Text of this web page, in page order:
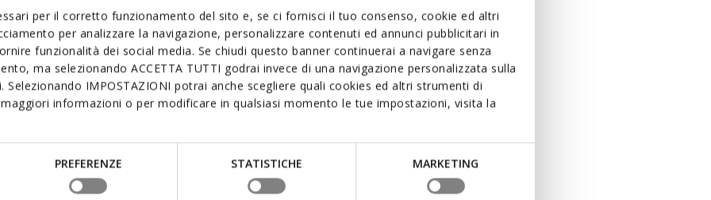
per il corretto funzionamento del sito e, se ci fornisci il tuo consenso, cookie ed altri
per analizzare la navigazione, personalizzare contenuti ed annunci pubblicitari in
funzionalità dei social media. Se chiudi questo banner continuerai a navigare senza
ma selezionando ACCETTA TUTTI godrai invece di una navigazione personalizzata sulla
Selezionando IMPOSTAZIONI potrai anche scegliere quali cookies ed altri strumenti di
informazioni o per modificare in qualsiasi momento le tue impostazioni, visita la
PREFERENZE STATISTICHE MARKETING